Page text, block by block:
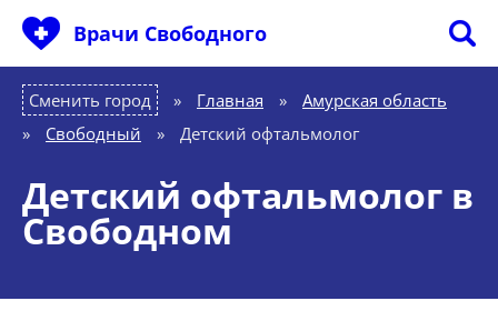
Врачи Свободного
Сменить город Главная »
Амурская область
»
Свободный » Детский офтальмолог
Детский офтальмолог в
Свободном